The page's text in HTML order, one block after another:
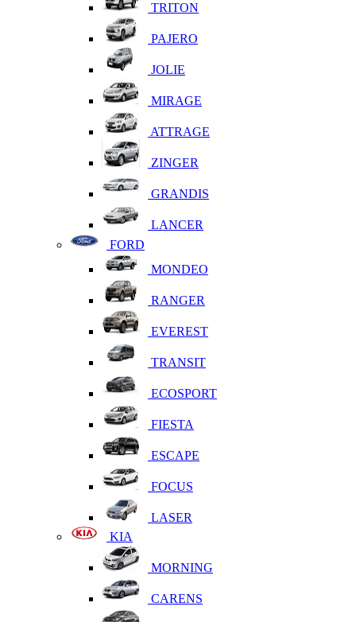
TRITON
PAJERO
JOLIE
MIRAGE
ATTRAGE
ZINGER
GRANDIS
LANCER
FORD
MONDEO
RANGER
EVEREST
TRANSIT
ECOSPORT
FIESTA
ESCAPE
FOCUS
LASER
KIA
MORNING
CARENS